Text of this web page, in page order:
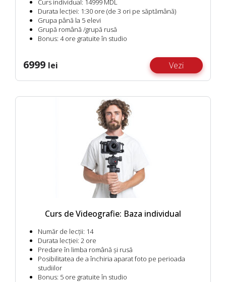
Сurs individual: 14999 MDL
Durata lecției: 1:30 ore (de 3 ori pe săptămână)
Grupa până la 5 elevi
Grupă română /grupă rusă
Bonus: 4 ore gratuite în studio
6999 lei Vezi
Curs de Videografie: Baza individual
Număr de lecții: 14
Durata lecției: 2 ore
Predare în limba română și rusă
Posibilitatea de a închiria aparat foto pe perioada
studiilor
Bonus: 5 ore gratuite în studio